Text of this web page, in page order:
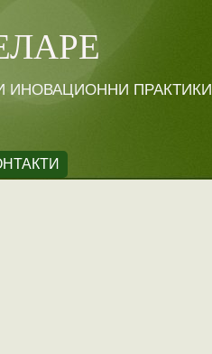
ИНОВАЦИОННИ ПРАКТИКИ